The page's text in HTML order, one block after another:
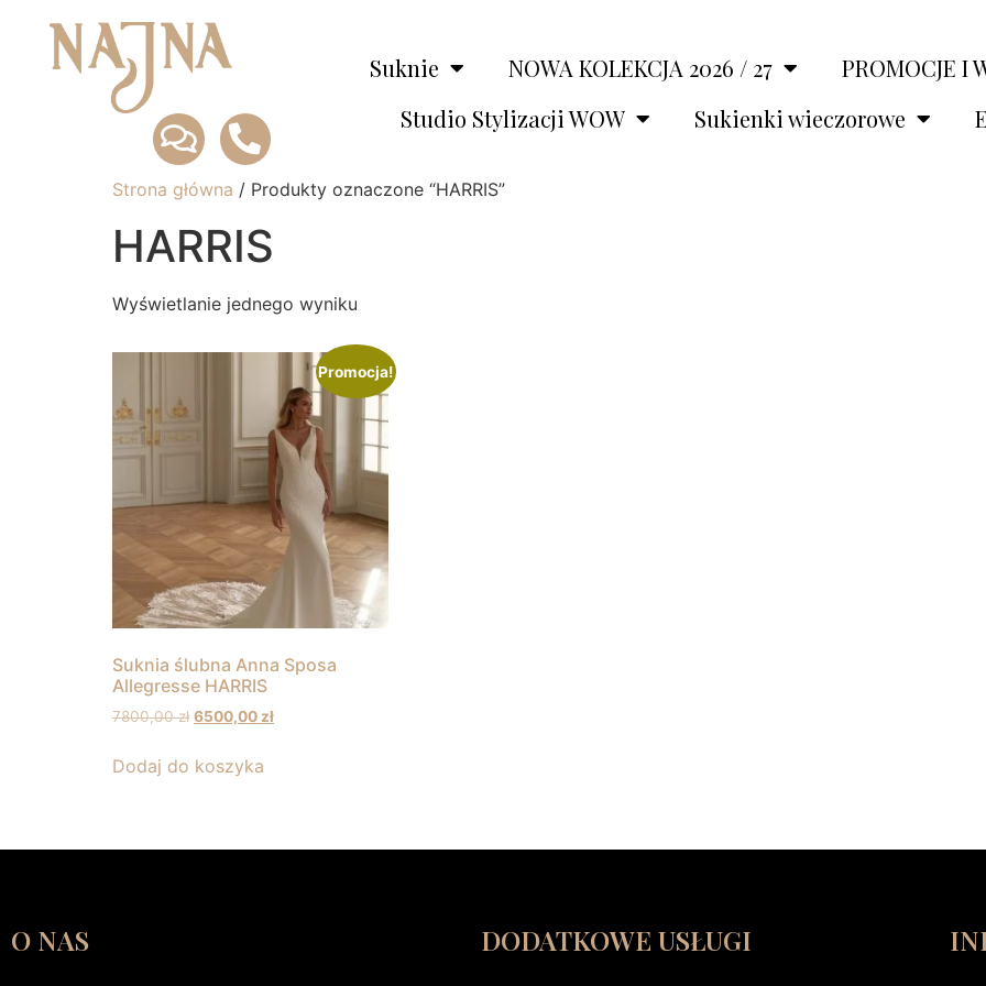
Suknie NOWA KOLEKCJA 2026 / 27
PROMOCJE I
Studio Stylizacji WOW
Sukienki wieczorowe
Strona główna / Produkty oznaczone “HARRIS”
HARRIS
Wyświetlanie jednego wyniku
Promocja!
Suknia ślubna Anna Sposa
Allegresse HARRIS
7800,00zł 6500,00 zł
Dodaj do koszyka
O NAS DODATKOWE USŁUGI